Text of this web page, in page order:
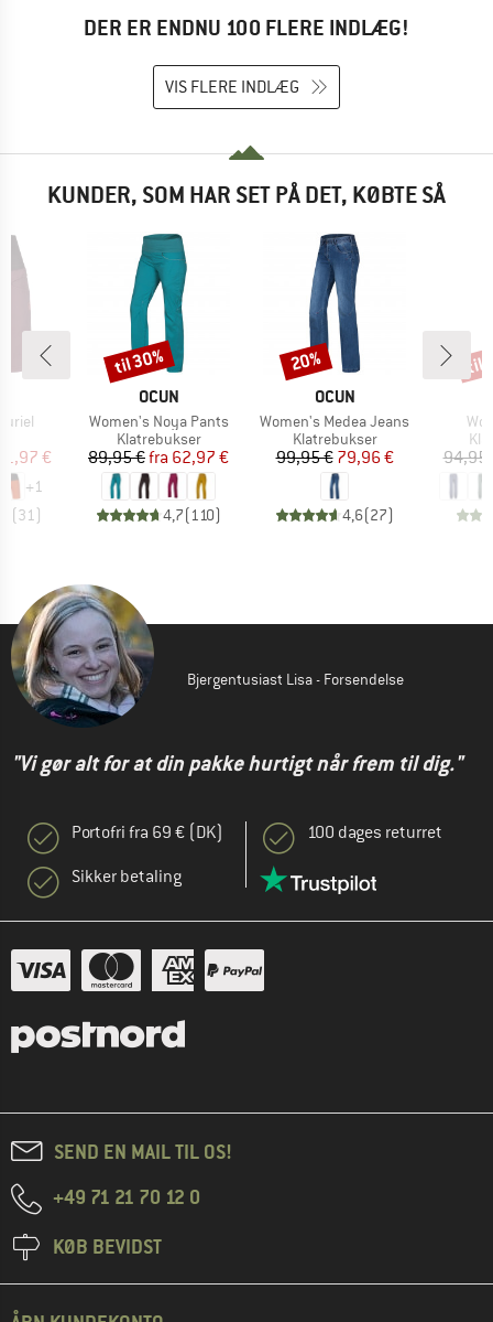
DER ER ENDNU 100 FLERE INDLÆG!
VIS FLERE INDLÆG
KUNDER, SOM HAR SET PÅ DET, KØBTE SÅ
pris
€
+1
(31)
MÆRKE
OCUN
Artikel
Women's Noya Pants
Produktgruppe
Klatrebukser
Pris
89,95 € Nedsat pris
fra 62,97 €
4,7(110)
Rabat
til 30%
MÆRKE
OCUN
Artikel
Women's Medea Jeans
Produktgruppe
Klatrebukser
Pris
99,95 €Nedsat pris
79,96 €
4,6(27)
Rabat
20%
94,95
til
Bjergentusiast Lisa - Forsendelse
"Vi gør alt for at din pakke hurtigt når frem til dig."
Portofri fra 69 € (DK)
Sikker betaling
100 dages returret
SEND EN MAIL TIL OS!
+49 71 21 70 12 0
KØB BEVIDST